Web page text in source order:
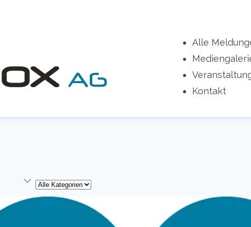
Alle
Kontakt
Kategorie